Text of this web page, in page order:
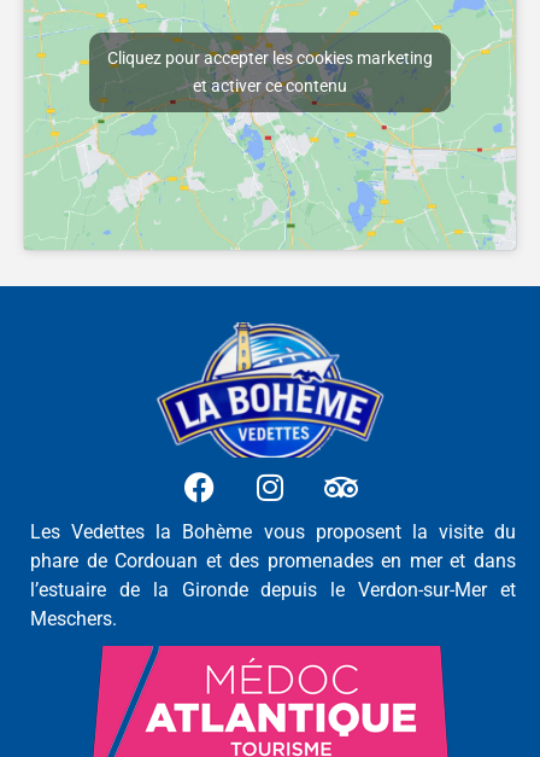
Cliquez pour accepter les cookies marketing
et activer ce contenu
Les Vedettes la Bohème vous proposent la visite du
phare de Cordouan et des promenades en mer et dans
l’estuaire de la Gironde depuis le Verdon-sur-Mer et
Meschers.